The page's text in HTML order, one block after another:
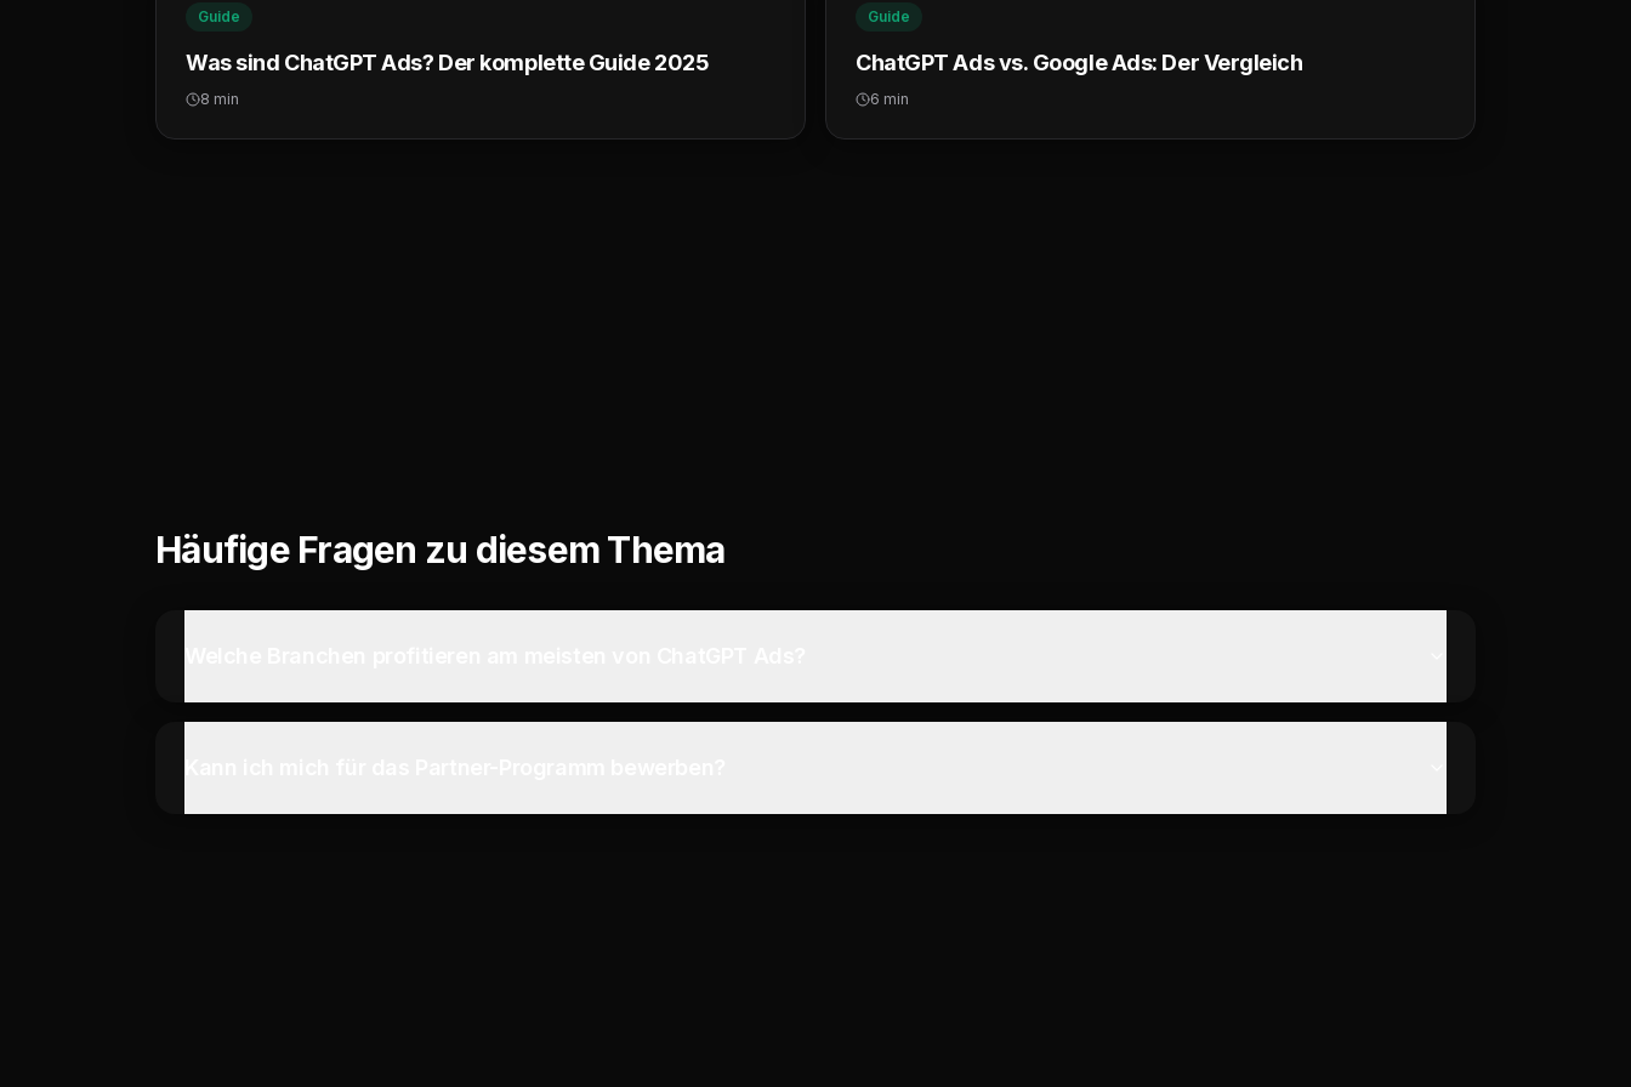
Guide
Was sind ChatGPT Ads? Der komplette Guide 2025
8 min
Guide
ChatGPT Ads vs. Google Ads: Der Vergleich
6 min
Häufige Fragen zu diesem Thema